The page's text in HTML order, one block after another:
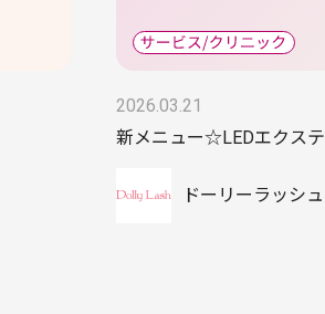
2026.03.21
新メニュー☆LEDエクステ
ドーリーラッシュ